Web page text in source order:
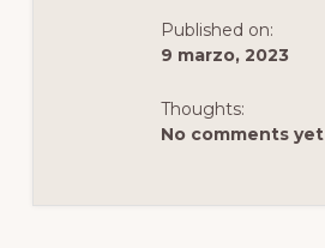
Published on:
9 marzo, 2023
Thoughts:
No comments yet